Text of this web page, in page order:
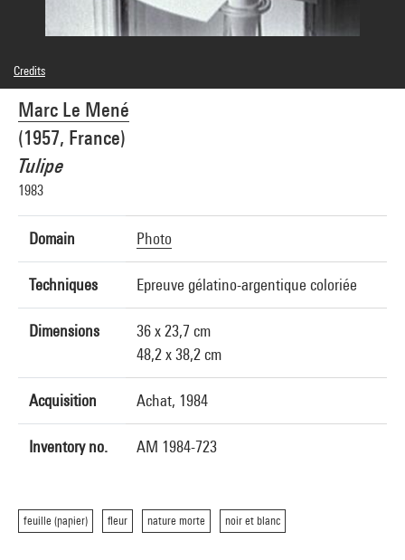
Marc Le Mené
(1957, France)
Tulipe
1983
Domain Photo
Techniques Epreuve gélatino-argentique coloriée
Dimensions
36 x 23,7 cm
48,2 x 38,2 cm
Acquisition Achat, 1984
Inventory no. AM 1984-723
feuille (papier) fleur nature morte noir et blanc
Credits
© droits réservés
Photo credits : Centre Pompidou, MNAM-CCI/Christian Bahier et Philippe
Migeat/Dist. GrandPalaisRmn
Image reference : 1A14991 [1986 X 1371]